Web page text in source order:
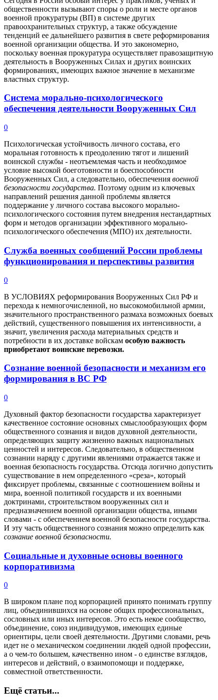
общественности вызывают споры о роли и месте органов
военной прокуратуры (ВП) в системе других
правоохранительных структур, а также обсуждение
тенденций ее дальнейшего развития в свете реформирования
военной организации общества. И это закономерно,
поскольку военная прокуратура осуществляет правозащитную
деятельность в Вооруженных Силах и других воинских
формированиях, имеющих важное значение в механизме
властных структур.
Система морально-психологического
обеспечения деятельности Вооруженных Сил
0
Психологическая устойчивость личного состава, его
моральная готовность к преодолению тягот и лишений
воинской службы - неотъемлемая часть и необходимое
условие высокой боеготовности и боеспособности
Вооруженных Сил, а следовательно, обеспечения военной
безопасности государства. Поэтому одним из ключевых
направлений решения данной проблемы является
поддержание у личного состава высокого морально-
психологического состояния путем внедрения нестандартных
форм и методов организации эффективного морально-
психологического обеспечения (МПО) их деятельности.
Служба военных сообщений России проблемы
функционирования и перспективы развития
0
В УСЛОВИЯХ реформирования Вооруженных Сил РФ и
перехода к немногочисленной, но высокомобильной армии,
значительного пространственного размаха возможных боевых
действий, существенного повышения их интенсивности, а
значит, увеличения расхода материальных средств и
потребности в их доставке войскам особую важность
приобретают воинские перевозки.
Сознание военной безопасности и механизм его
формирования в ВС РФ
0
Духовный фактор безопасности государства характеризует
качественное состояние основных смыслообразующих форм
общественного сознания и видов духовной деятельности,
определяющих защиту жизненно важных национальных
ценностей и интересов. Следовательно, в общественном
сознании наряду с другими явлениями отражается также и
военная безопасность государства. Отсюда логично допустить
существование в нем определенного «среза», который
фиксирует проблемы, связанные с соотношением войны и
мира, военной политикой государств и их военными
доктринами, строительством вооруженных сил и
предназначением военной организации общества, иными
словами - с обеспечением военной безопасности государства.
И эту часть общественного сознания можно определить как
сознание военной безопасности.
Социальные и духовные основы военного
корпоративизма
0
В широком плане под корпорацией принято понимать группу
лиц, объединившихся на основе общих профессиональных,
сословных или иных интересов. Это есть некое сообщество,
объединение, союз индивидуумов, имеющих единые
ориентиры, цели своей деятельности. Другими словами, речь
идет не о механическом соединении людей одной профессии,
а о чем-то большем, качественно ином - о единстве взглядов,
интересов и действий, о взаимопомощи и поддержке,
совместной ответственности.
Ещё статьи...